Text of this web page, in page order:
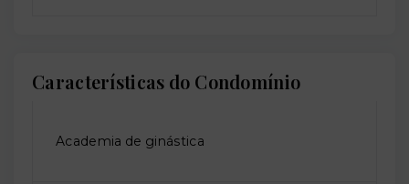
Características do Condomínio
Academia de ginástica